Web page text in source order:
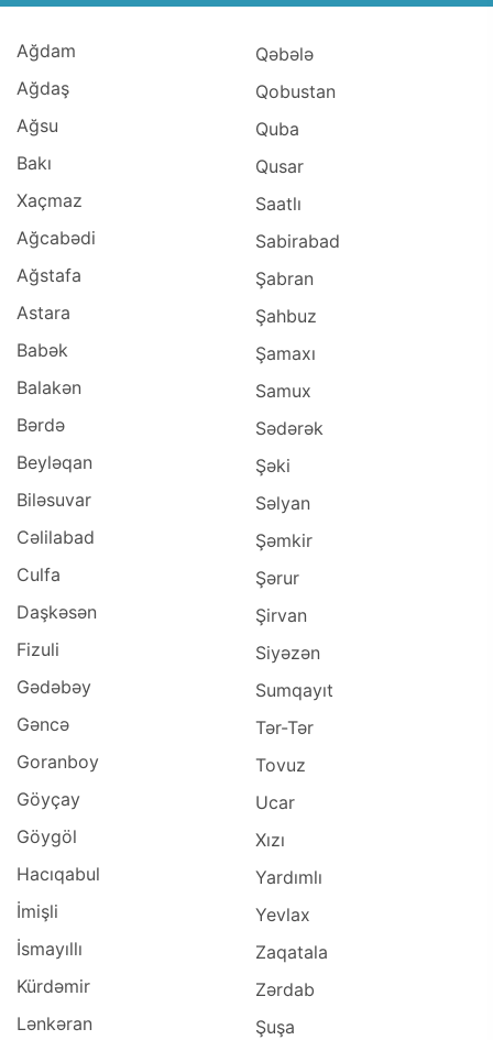
Ağdam
Ağdaş
Ağsu
Bakı
Xaçmaz
Ağcabədi
Ağstafa
Astara
Babək
Balakən
Bərdə
Beyləqan
Biləsuvar
Cəlilabad
Culfa
Daşkəsən
Fizuli
Gədəbəy
Gəncə
Goranboy
Göyçay
Göygöl
Hacıqabul
İmişli
İsmayıllı
Kürdəmir
Lənkəran
Qəbələ
Qobustan
Quba
Qusar
Saatlı
Sabirabad
Şabran
Şahbuz
Şamaxı
Samux
Sədərək
Şəki
Səlyan
Şəmkir
Şərur
Şirvan
Siyəzən
Sumqayıt
Tər-Tər
Tovuz
Ucar
Xızı
Yardımlı
Yevlax
Zaqatala
Zərdab
Şuşa